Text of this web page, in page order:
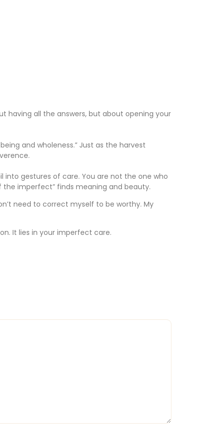
having all the answers, but about opening your
and wholeness.” Just as the harvest
gestures of care. You are not the one who
imperfect” finds meaning and beauty.
need to correct myself to be worthy. My
It lies in your imperfect care.